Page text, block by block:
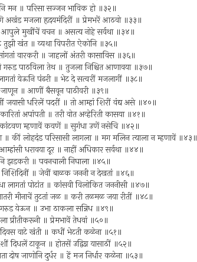
मन ॥ परिसा सज्जन भाविक हो ॥३२॥
मजला हृदयमंदिरीं ॥ प्रेमभरें आठवो ॥३३॥
आपुले मुखींचें वचन ॥ असत्य नोहे सर्वथा ॥३४॥
तुझी खंत ॥ व्यथा विपरीत ऐकोनि ॥३५॥
वारकरी ॥ जाहलों अंतरी कासाविस ॥३६॥
गरुड पाठविला तेथ ॥ तुजला निश्चित आणावया ॥३७॥
येऊनि पंढरी ॥ भेट दे सत्वरीं मजलागीं ॥३८॥
॥ आणीं बैसवून पाठीवरी ॥३९॥
जयासी धरिलें पदरीं ॥ तो आम्हां शिरीं वंद्य असे ॥४०॥
अपांपती ॥ तरी वोत अव्हेरिती कासया ॥४१॥
कांटवण म्हणावें कवणें ॥ सुगंधा उणें नसेचि ॥४२॥
कीं लोहदंड परिसासी लागला ॥ मग मलिन त्याला न म्हणावें ॥४३॥
धरावया दूर ॥ नाहीं अधिकार सर्वथा ॥४४॥
झडकरी ॥ पवनचाली निघाला ॥४५॥
निशिदिनीं ॥ जेवीं बाळक जननी न देखतां ॥४६॥
लागतां पोटांत ॥ कांसवी विलोकित जननीसी ॥४७॥
मीनाचें तुटतां जळ ॥ करी तळमळ जया रीतीं ॥४८॥
गरुड येऊन ॥ उभा ठाकला सन्निध ॥४९॥
प्रीतीकरूनी ॥ प्रेमभावें तेधवां ॥५०॥
वाटे खंती ॥ कधीं भेटती कळेना ॥५१॥
टाकून ॥ होतसें उद्विग्न यासाठीं ॥५२॥
जाणोनि दुर्धर ॥ हें मज निर्धार कळेना ॥५३॥